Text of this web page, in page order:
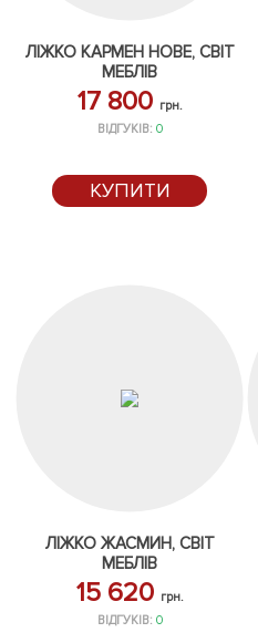
ЛІЖКО КАРМЕН НОВЕ, СВІТ
МЕБЛІВ
17 800 грн.
ВІДГУКІВ: 0
КУПИТИ
ЛІЖКО ЖАСМИН, СВІТ
МЕБЛІВ
15 620 грн.
ВІДГУКІВ: 0